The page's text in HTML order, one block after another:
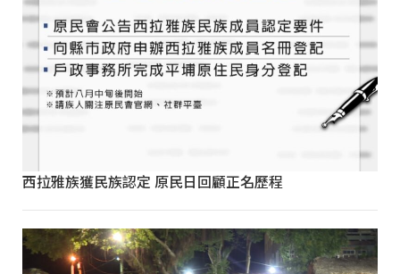
西拉雅族獲民族認定 原民日回顧正名歷程